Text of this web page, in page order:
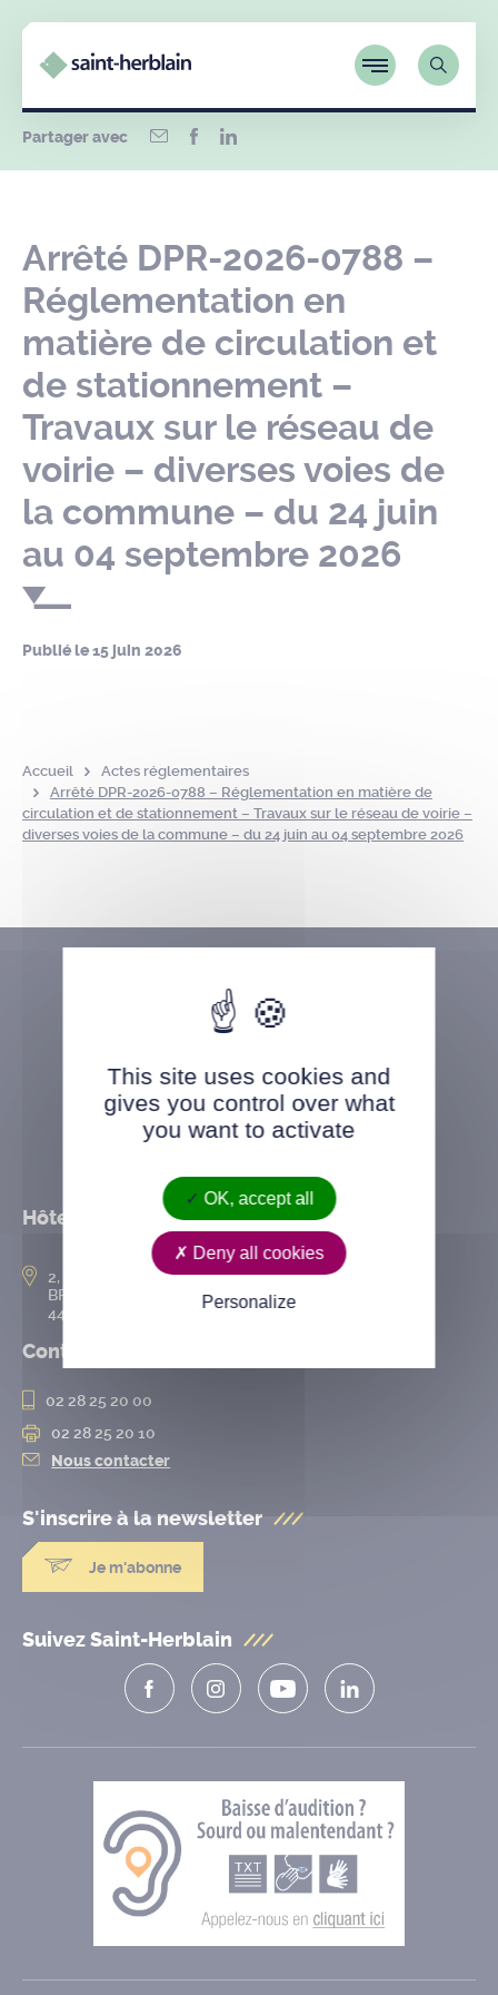
Partager avec
Arrêté DPR-2026-0788 –
Réglementation en
matière de circulation et
de stationnement –
Travaux sur le réseau de
voirie – diverses voies de
la commune – du 24 juin
au 04 septembre 2026
Publié le15 juin 2026
Accueil
Actes réglementaires
Arrêté DPR-2026-0788 – Réglementation en matière de
circulation et de stationnement – Travaux sur le réseau de voirie –
diverses voies de la commune – du 24 juin au 04 septembre 2026
Hôtel de ville
2, rue de l’Hôtel-de-Ville
BP 50167
44802 Saint-Herblain cedex
Contact
02 28 25 20 00
02 28 25 20 10
Nous contacter
S'inscrire à la newsletter
Je m'abonne
Suivez Saint-Herblain
This site uses cookies and
gives you control over what
you want to activate
OK, accept all
Deny all cookies
Personalize